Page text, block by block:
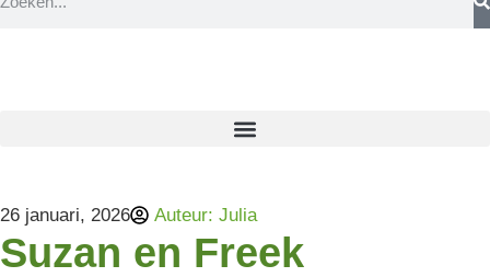
26 januari, 2026 Auteur: Julia
Suzan en Freek